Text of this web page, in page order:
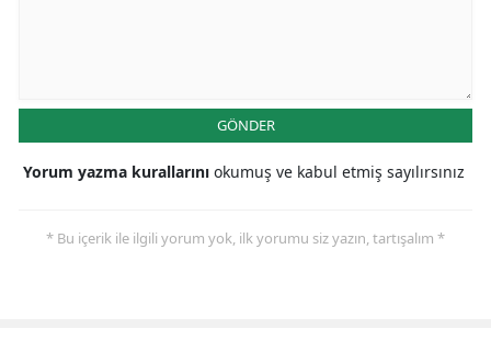
GÖNDER
Yorum yazma kurallarını okumuş ve kabul etmiş sayılırsınız
* Bu içerik ile ilgili yorum yok, ilk yorumu siz yazın, tartışalım *